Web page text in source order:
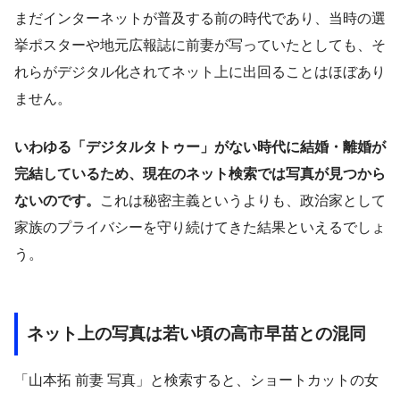
まだインターネットが普及する前の時代であり、当時の選
挙ポスターや地元広報誌に前妻が写っていたとしても、そ
れらがデジタル化されてネット上に出回ることはほぼあり
ません。
いわゆる「デジタルタトゥー」がない時代に結婚・離婚が
完結しているため、現在のネット検索では写真が見つから
ないのです。
これは秘密主義というよりも、政治家として
家族のプライバシーを守り続けてきた結果といえるでしょ
う。
ネット上の写真は若い頃の高市早苗との混同
「山本拓 前妻 写真」と検索すると、ショートカットの女